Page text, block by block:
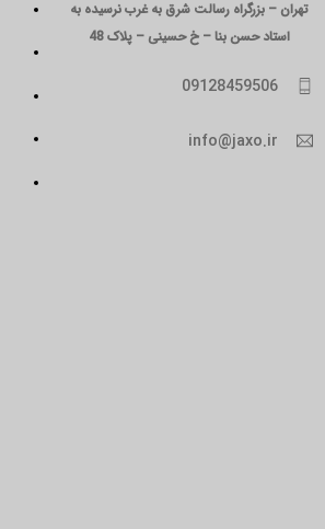
تهران – بزرگراه رسالت شرق به غرب نرسیده به
استاد حسن بنا – خ حسینی – پلاک 48
09128459506
info@jaxo.ir